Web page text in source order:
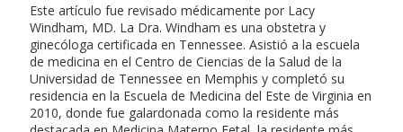
Este artículo fue revisado médicamente por Lacy
Windham, MD. La Dra. Windham es una obstetra y
ginecóloga certificada en Tennessee. Asistió a la escuela
de medicina en el Centro de Ciencias de la Salud de la
Universidad de Tennessee en Memphis y completó su
residencia en la Escuela de Medicina del Este de Virginia en
2010, donde fue galardonada como la residente más